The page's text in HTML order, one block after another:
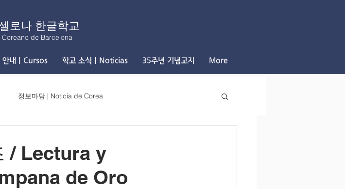
로나 한글학교
Coreano de Barcelona
안내 | Cursos 학교 소식 | Noticias 35주년 기념교지 More
정보마당 | Noticia de Corea
/ Lectura y
de Oro